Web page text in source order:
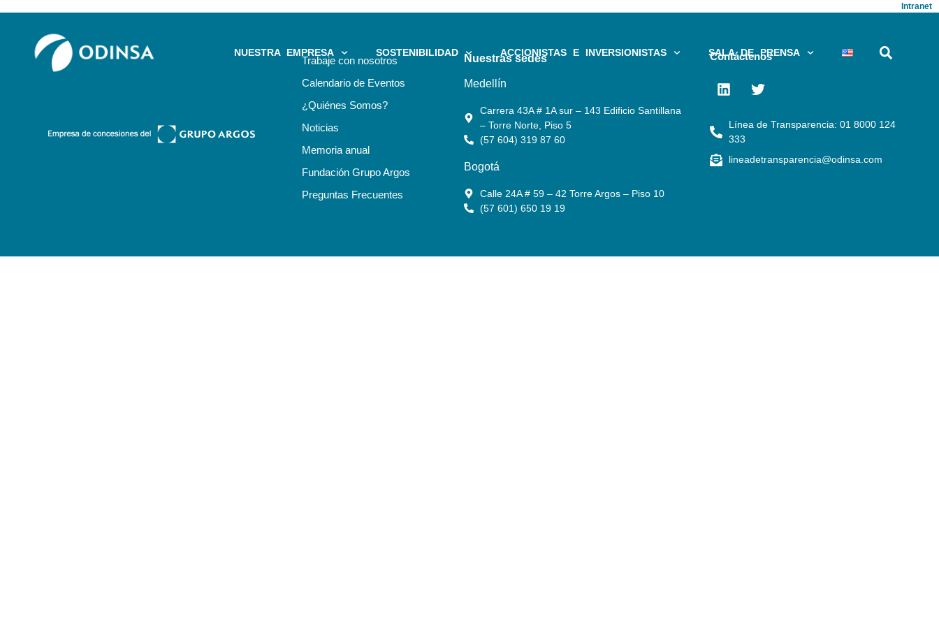
Intranet
NUESTRA EMPRESA SOSTENIBILIDAD ACCIONISTAS E INVERSIONISTAS SALA DE PRENSA
Trabaje con nosotros
Calendario de Eventos
¿Quiénes Somos?
Noticias
Memoria anual
Fundación Grupo Argos
Preguntas Frecuentes
Nuestras sedes
Medellín
Carrera 43A # 1A sur – 143 Edificio Santillana
– Torre Norte, Piso 5
(57 604) 319 87 60
Bogotá
Calle 24A # 59 – 42 Torre Argos – Piso 10
(57 601) 650 19 19
Contáctenos
Línea de Transparencia: 01 8000 124
333
lineadetransparencia@odinsa.com